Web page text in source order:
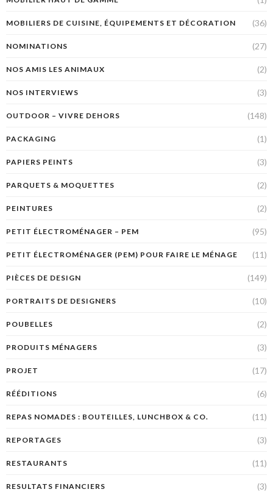
MOBILIERS DE CUISINE, ÉQUIPEMENTS ET DÉCORATION (36)
NOMINATIONS (27)
NOS AMIS LES ANIMAUX (2)
NOS INTERVIEWS (3)
OUTDOOR – VIVRE DEHORS (148)
PACKAGING (1)
PAPIERS PEINTS (3)
PARQUETS & MOQUETTES (2)
PEINTURES (2)
PETIT ÉLECTROMÉNAGER – PEM (95)
PETIT ÉLECTROMÉNAGER (PEM) POUR FAIRE LE MÉNAGE (11)
PIÈCES DE DESIGN (149)
PORTRAITS DE DESIGNERS (10)
POUBELLES (2)
PRODUITS MÉNAGERS (3)
PROJET (17)
RÉÉDITIONS (6)
REPAS NOMADES : BOUTEILLES, LUNCHBOX & CO. (11)
REPORTAGES (3)
RESTAURANTS (11)
RESULTATS FINANCIERS (3)